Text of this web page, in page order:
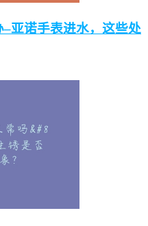
亚诺手表进水，这些处